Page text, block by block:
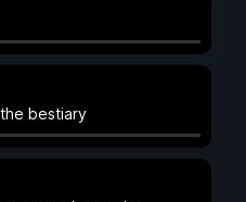
bestiary